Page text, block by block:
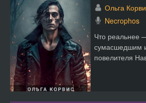
Ольга
Necrophos
Что реальнее
сумасшедшим
повелителя